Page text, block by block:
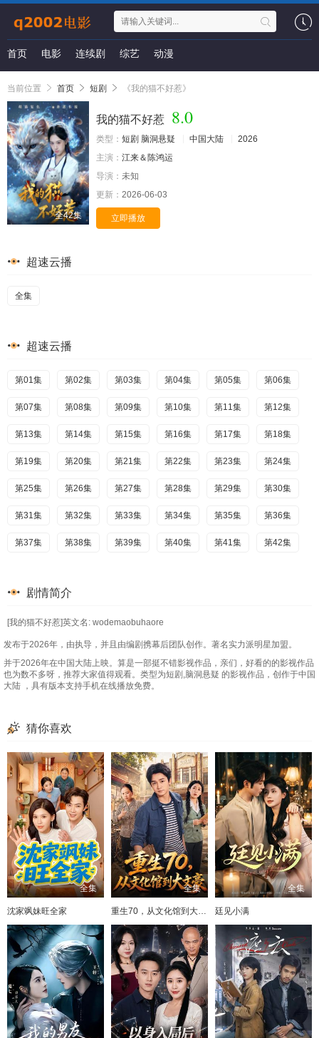
首页 电影 连续剧 综艺 动漫
当前位置 首页 短剧 《我的猫不好惹》
全42集
我的猫不好惹 8.0
类型： 短剧 脑洞悬疑 中国大陆
2026
主演： 江来＆陈鸿运
导演： 未知
更新： 2026-06-03
立即播放
超速云播
全集
超速云播
第01集 第02集 第03集 第04集 第05集 第06集
第07集 第08集 第09集 第10集 第11集 第12集
第13集 第14集 第15集 第16集 第17集 第18集
第19集 第20集 第21集 第22集 第23集 第24集
第25集 第26集 第27集 第28集 第29集 第30集
第31集 第32集 第33集 第34集 第35集 第36集
第37集 第38集 第39集 第40集 第41集 第42集
剧情简介
[我的猫不好惹]英文名: wodemaobuhaore
发布于2026年，由执导，并且由编剧携幕后团队创作。著名实力派明星加盟。
并于2026年在中国大陆上映。算是一部挺不错影视作品，亲们，好看的的影视作品
也为数不多呀，推荐大家值得观看。类型为短剧,脑洞悬疑 的影视作品，创作于中国
大陆 ，具有版本支持手机在线播放免费。
猜你喜欢
全集
沈家飒妹旺全家
全集
重生70，从文化馆到大文豪
全集
廷见小满